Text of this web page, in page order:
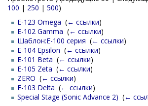
100 | 250 | 500)
E-123 Omega (← ссылки)
E-102 Gamma (← ссылки)
Шаблон:E-100 серия (← ссылки)
E-104 Epsilon (← ссылки)
E-101 Beta (← ссылки)
E-105 Zeta (← ссылки)
ZERO (← ссылки)
E-103 Delta (← ссылки)
Special Stage (Sonic Advance 2) (←